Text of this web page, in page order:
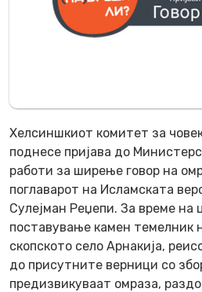
Хелсиншкиот комитет за
поднесе пријава до
работи за ширење говор на
поглаварот на Исламската
Сулејман Реџепи. За време на
поставување камен темелник
скопското село Арнакија,
до присутните верници со
предизвикуваат омраза,